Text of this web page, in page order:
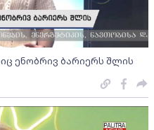
ენობრივ ბარიერს შლის